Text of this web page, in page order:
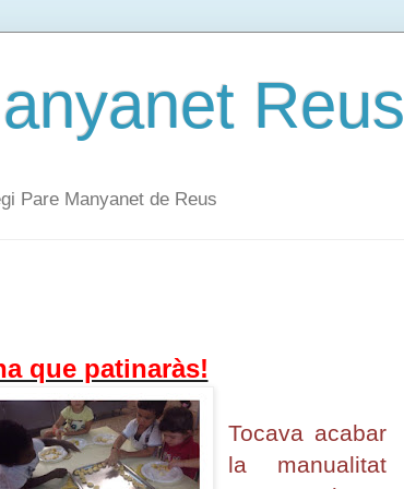
Reus
Pare Manyanet de Reus
que patinaràs!
Tocava acabar
la manualitat